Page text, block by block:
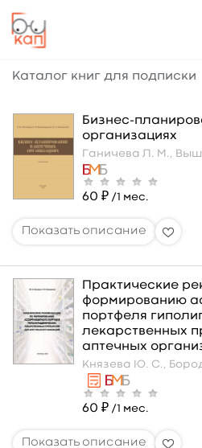
Каталог книг для подписки
Бизнес-
организациях
Ганичева Л. М.,
60 ₽ /1 мес.
Практические
формированию
портфеля
лекарственных
аптечных
Князева Ю. С.,
60 ₽ /1 мес.